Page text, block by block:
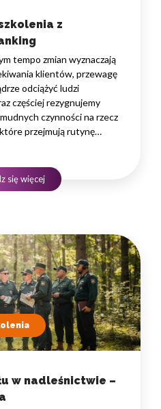
z
tempo zmian wyznaczają
klientów, przewagę
odciążyć ludzi
częściej rezygnujemy
czynności na rzecz
przejmują rutynę
— wpływa
się więcej
w nadleśnictwie –